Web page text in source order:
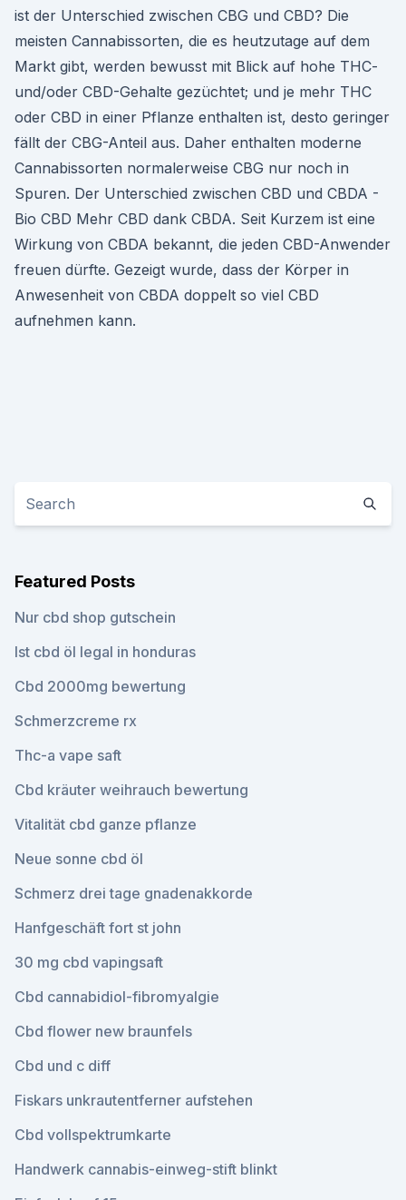
ist der Unterschied zwischen CBG und CBD? Die
meisten Cannabissorten, die es heutzutage auf dem
Markt gibt, werden bewusst mit Blick auf hohe THC-
und/oder CBD-Gehalte gezüchtet; und je mehr THC
oder CBD in einer Pflanze enthalten ist, desto geringer
fällt der CBG-Anteil aus. Daher enthalten moderne
Cannabissorten normalerweise CBG nur noch in
Spuren. Der Unterschied zwischen CBD und CBDA -
Bio CBD Mehr CBD dank CBDA. Seit Kurzem ist eine
Wirkung von CBDA bekannt, die jeden CBD-Anwender
freuen dürfte. Gezeigt wurde, dass der Körper in
Anwesenheit von CBDA doppelt so viel CBD
aufnehmen kann.
Featured Posts
Nur cbd shop gutschein
Ist cbd öl legal in honduras
Cbd 2000mg bewertung
Schmerzcreme rx
Thc-a vape saft
Cbd kräuter weihrauch bewertung
Vitalität cbd ganze pflanze
Neue sonne cbd öl
Schmerz drei tage gnadenakkorde
Hanfgeschäft fort st john
30 mg cbd vapingsaft
Cbd cannabidiol-fibromyalgie
Cbd flower new braunfels
Cbd und c diff
Fiskars unkrautentferner aufstehen
Cbd vollspektrumkarte
Handwerk cannabis-einweg-stift blinkt